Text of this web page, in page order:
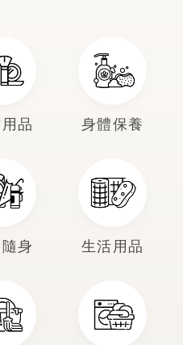
品 身體保養
身 生活用品